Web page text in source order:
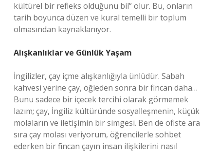
kültürel bir refleks olduğunu bil” olur. Bu, onların
tarih boyunca düzen ve kural temelli bir toplum
olmasından kaynaklanıyor.
Alışkanlıklar ve Günlük Yaşam
İngilizler, çay içme alışkanlığıyla ünlüdür. Sabah
kahvesi yerine çay, öğleden sonra bir fincan daha…
Bunu sadece bir içecek tercihi olarak görmemek
lazım; çay, İngiliz kültüründe sosyalleşmenin, küçük
molaların ve iletişimin bir simgesi. Ben de ofiste ara
sıra çay molası veriyorum, öğrencilerle sohbet
ederken bir fincan çayın insan ilişkilerini nasıl